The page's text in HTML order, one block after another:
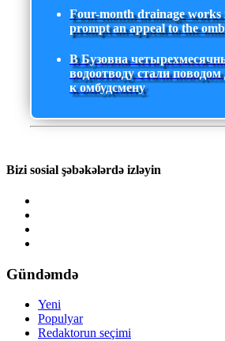
Four-month drainage works
prompt an appeal to the
В Бузовна
водоотводу стали
к омбудсмену
Bizi sosial şəbəkələrdə izləyin
Gündəmdə
Yeni
Populyar
Redaktorun seçimi